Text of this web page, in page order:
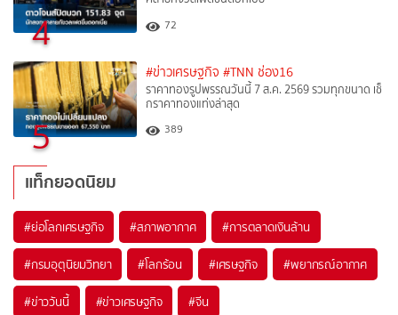
4 72
5
#ข่าวเศรษฐกิจ #TNN ช่อง16
ราคาทองรูปพรรณวันนี้ 7 ส.ค. 2569 รวมทุกขนาด เช็
กราคาทองแท่งล่าสุด
389
แท็กยอดนิยม
#ย่อโลกเศรษฐกิจ #สภาพอากาศ #การตลาดเงินล้าน
#กรมอุตุนิยมวิทยา #โลกร้อน #เศรษฐกิจ #พยากรณ์อากาศ
#ข่าววันนี้ #ข่าวเศรษฐกิจ #จีน